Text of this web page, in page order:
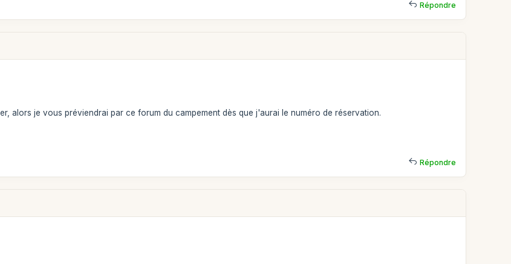
Répondre
alors je vous préviendrai par ce forum du campement dès que j'aurai le numéro de réservation.
Répondre